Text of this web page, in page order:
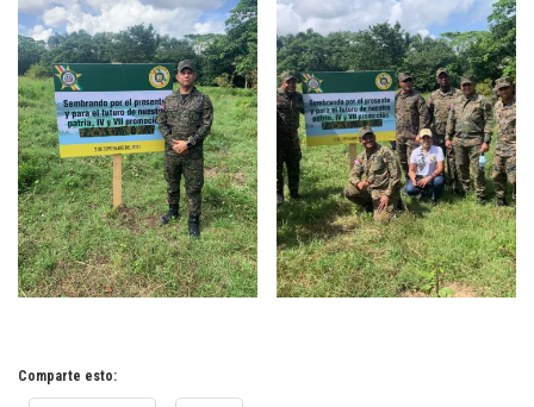
Comparte esto: